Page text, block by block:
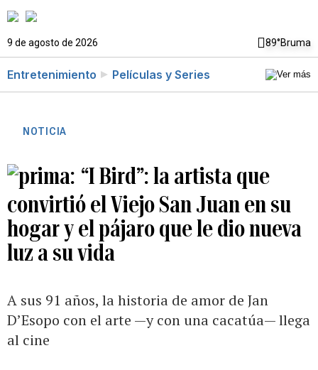
9 de agosto de 2026 89°Bruma
Entretenimiento Películas y Series
NOTICIA
“I Bird”: la artista que
convirtió el Viejo San Juan en su
hogar y el pájaro que le dio nueva
luz a su vida
A sus 91 años, la historia de amor de Jan
D’Esopo con el arte —y con una cacatúa— llega
al cine